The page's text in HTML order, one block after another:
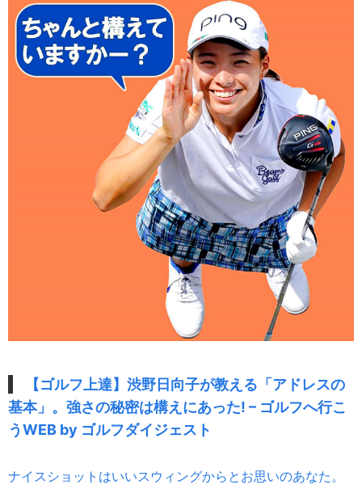
【ゴルフ上達】渋野日向子が教える「アドレスの
基本」。強さの秘密は構えにあった! – ゴルフへ行こ
うWEB by ゴルフダイジェスト
ナイスショットはいいスウィングからとお思いのあなた。